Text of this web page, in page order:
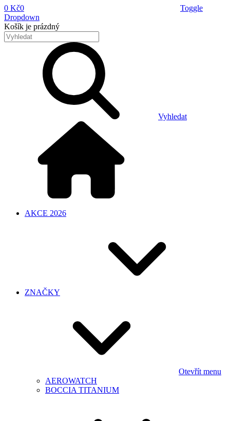
0 Kč0
Toggle
Dropdown
Košík je prázdný
Vyhledat
AKCE 2026
ZNAČKY
Otevřít menu
AEROWATCH
BOCCIA TITANIUM